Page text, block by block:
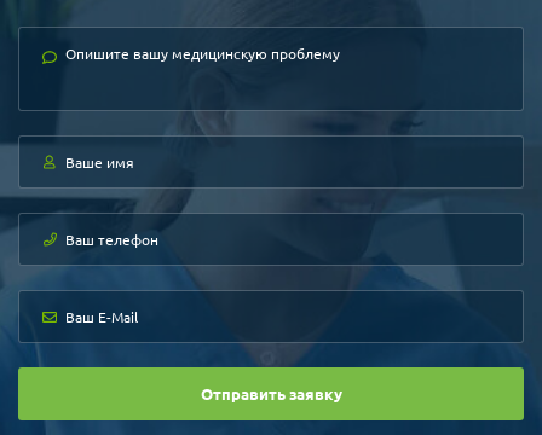
Отправить заявку